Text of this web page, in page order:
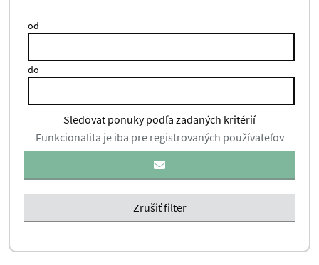
SAV
Centrum experimentálnej medicíny SAV
Centrum pedagogicko psychologického
poradenstva a prevencie Zvolen
Centrum pedagogicko -
psychologického poradenstva a
prevencie Rožňava
poradenstva a prevencie Humenné
od
do
Sledovať ponuky podľa zadaných kritérií
Funkcionalita je iba pre registrovaných používateľov
Zrušiť filter